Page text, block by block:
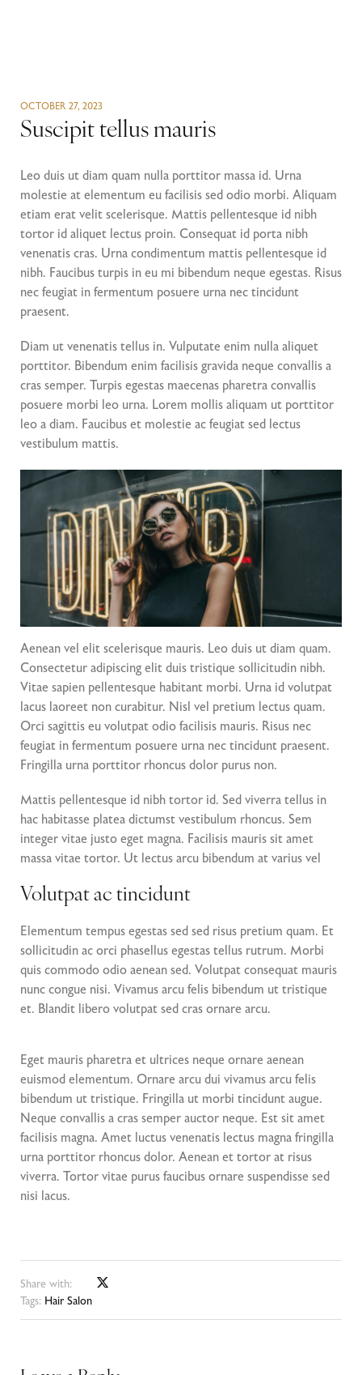
OCTOBER 27, 2023
Suscipit tellus mauris
Leo duis ut diam quam nulla porttitor massa id. Urna
molestie at elementum eu facilisis sed odio morbi. Aliquam
etiam erat velit scelerisque. Mattis pellentesque id nibh
tortor id aliquet lectus proin. Consequat id porta nibh
venenatis cras. Urna condimentum mattis pellentesque id
nibh. Faucibus turpis in eu mi bibendum neque egestas. Risus
nec feugiat in fermentum posuere urna nec tincidunt
praesent.
Diam ut venenatis tellus in. Vulputate enim nulla aliquet
porttitor. Bibendum enim facilisis gravida neque convallis a
cras semper. Turpis egestas maecenas pharetra convallis
posuere morbi leo urna. Lorem mollis aliquam ut porttitor
leo a diam. Faucibus et molestie ac feugiat sed lectus
vestibulum mattis.
Aenean vel elit scelerisque mauris. Leo duis ut diam quam.
Consectetur adipiscing elit duis tristique sollicitudin nibh.
Vitae sapien pellentesque habitant morbi. Urna id volutpat
lacus laoreet non curabitur. Nisl vel pretium lectus quam.
Orci sagittis eu volutpat odio facilisis mauris. Risus nec
feugiat in fermentum posuere urna nec tincidunt praesent.
Fringilla urna porttitor rhoncus dolor purus non.
Mattis pellentesque id nibh tortor id. Sed viverra tellus in
hac habitasse platea dictumst vestibulum rhoncus. Sem
integer vitae justo eget magna. Facilisis mauris sit amet
massa vitae tortor. Ut lectus arcu bibendum at varius vel
Volutpat ac tincidunt
Elementum tempus egestas sed sed risus pretium quam. Et
sollicitudin ac orci phasellus egestas tellus rutrum. Morbi
quis commodo odio aenean sed. Volutpat consequat mauris
nunc congue nisi. Vivamus arcu felis bibendum ut tristique
et. Blandit libero volutpat sed cras ornare arcu.
Eget mauris pharetra et ultrices neque ornare aenean
euismod elementum. Ornare arcu dui vivamus arcu felis
bibendum ut tristique. Fringilla ut morbi tincidunt augue.
Neque convallis a cras semper auctor neque. Est sit amet
facilisis magna. Amet luctus venenatis lectus magna fringilla
urna porttitor rhoncus dolor. Aenean et tortor at risus
viverra. Tortor vitae purus faucibus ornare suspendisse sed
nisi lacus.
Share with:
Tags: Hair Salon